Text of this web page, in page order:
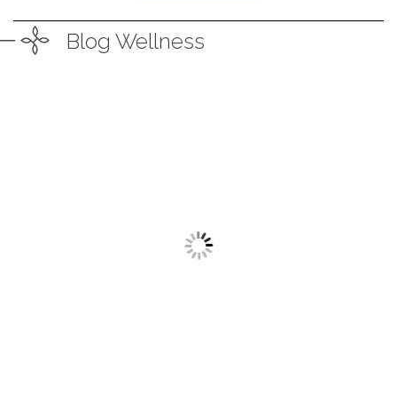
Blog Wellness